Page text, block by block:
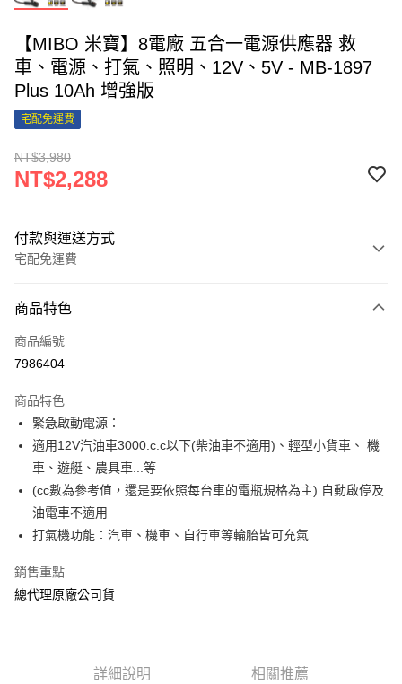
【MIBO 米寶】8電廠 五合一電源供應器 救
車、電源、打氣、照明、12V、5V - MB-1897
Plus 10Ah 增強版
宅配免運費
NT$3,980
NT$2,288
付款與運送方式
宅配免運費
信用卡一次付款
LINE Pay
街口支付
悠遊付
Google Pay
全盈+PAY
運送方式
商品特色
商品編號
7986404
商品特色
緊急啟動電源：
適用12V汽油車3000.c.c以下(柴油車不適用)、輕型小貨車、 機
車、遊艇、農具車...等
(cc數為參考值，還是要依照每台車的電瓶規格為主) 自動啟停及
油電車不適用
打氣機功能：汽車、機車、自行車等輪胎皆可充氣
銷售重點
總代理原廠公司貨
詳細說明 相關推薦